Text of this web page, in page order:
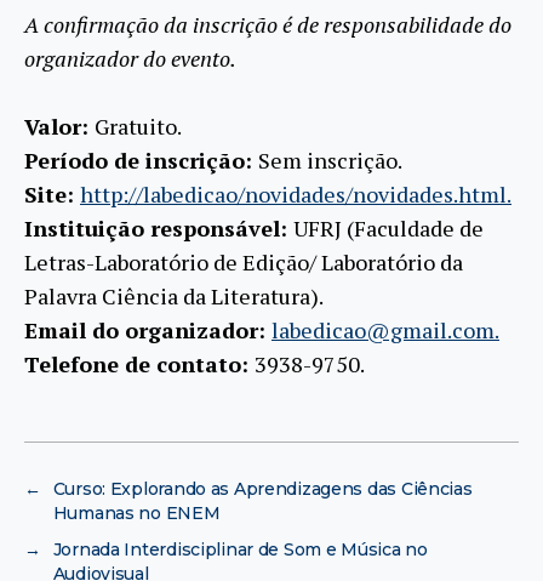
A confirmação da inscrição é de responsabilidade do
organizador do evento.
Valor: Gratuito.
Período de inscrição: Sem inscrição.
Site: http://labedicao/novidades/novidades.html.
Instituição responsável: UFRJ (Faculdade de
Letras-Laboratório de Edição/ Laboratório da
Palavra Ciência da Literatura).
Email do organizador: labedicao@gmail.com.
Telefone de contato: 3938-9750.
←
Curso: Explorando as Aprendizagens das Ciências
Humanas no ENEM
→
Jornada Interdisciplinar de Som e Música no
Audiovisual